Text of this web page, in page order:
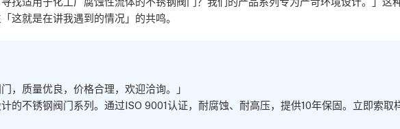
这就是在讲我遇到的情况」的共鸣。
，质量优良，价格合理，欢迎洽询。」
的不锈钢阀门系列。通过ISO 9001认证，耐腐蚀、耐高压，提供10年保固。立即索取